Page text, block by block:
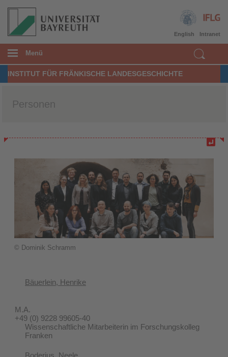
Intranet
English
Menü
INSTITUT FÜR FRÄNKISCHE LANDESGESCHICHTE
Personen
© Dominik Schramm
Bäuerlein, Henrike
M.A.
+49 (0) 9228 99605-40
Wissenschaftliche Mitarbeiterin im Forschungskolleg
Franken
Boderius, Neele